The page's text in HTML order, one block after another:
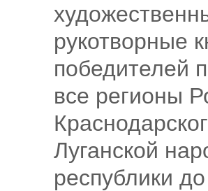
рукотворные
победителей
все регионы
Луганской
республики